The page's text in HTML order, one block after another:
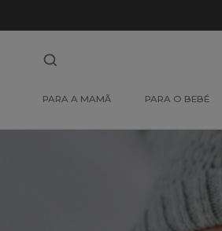
de
Produto
Sem
Produto
PARA A MAMÃ PARA O BEBÉ